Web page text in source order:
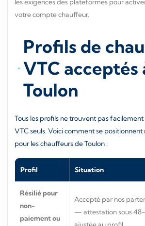
les exigences des plateformes pour
votre compte chauffeur.
Profils de
VTC acceptés
Toulon
Tous les profils ne trouvent pas facilement
VTC seuls. Voici comment se
pour les chauffeurs de Toulon :
Profil Situation
Résilié pour
non-
paiement ou
Accepté par nos
— attestation sous